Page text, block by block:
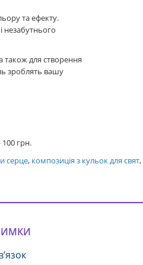
та ефекту.
незабутнього
також для створення
зроблять вашу
грн.
серце, композиція з кульок для свят,